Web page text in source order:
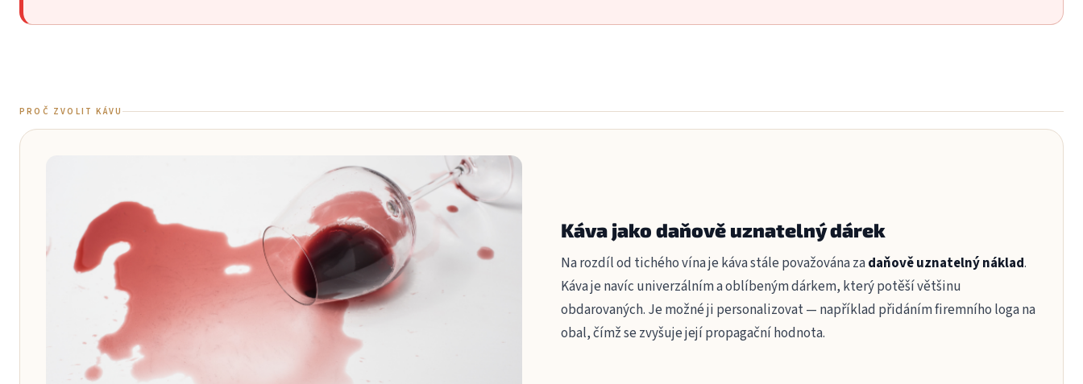
PROČ ZVOLIT KÁVU
Káva jako daňově uznatelný dárek
Na rozdíl od tichého vína je káva stále považována zadaňově uznatelný náklad.
Káva je navíc univerzálním a oblíbeným dárkem, který potěší většinu
obdarovaných. Je možné ji personalizovat — například přidáním firemního loga na
obal, čímž se zvyšuje její propagační hodnota.